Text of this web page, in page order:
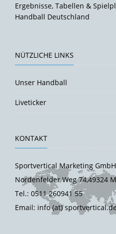
Ergebnisse, Tabellen &
Handball Deutschland
NÜTZLICHE LINKS
Unser Handball
Liveticker
KONTAKT
Sportvertical Marketing GmbH
Nordenfelder Weg 74,49324
Tel.: 0511 260941 55
Email: info (at)